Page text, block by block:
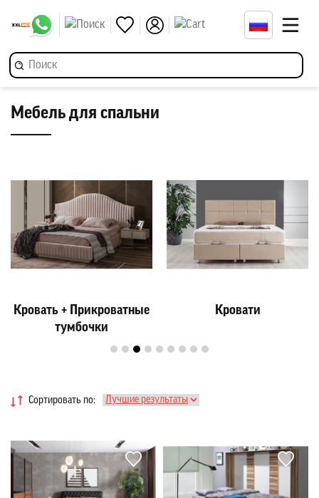
Мебель для спальни
Кровать + Прикроватные
тумбочки
Кровати
Сортировать по: